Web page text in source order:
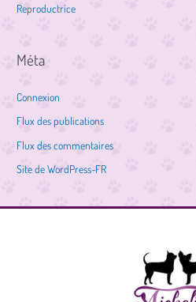
Reproductrice
Méta
Connexion
Flux des publications
Flux des commentaires
Site de WordPress-FR